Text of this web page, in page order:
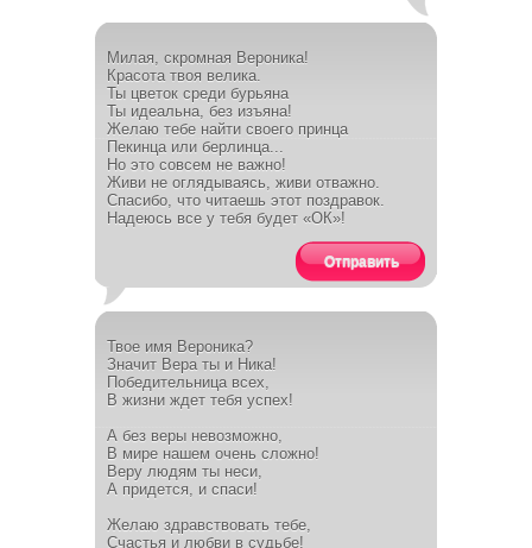
Милая, скромная Вероника!
Красота твоя велика.
Ты цветок среди бурьяна
Ты идеальна, без изъяна!
Желаю тебе найти своего принца
Пекинца или берлинца...
Но это совсем не важно!
Живи не оглядываясь, живи отважно.
Спасибо, что читаешь этот поздравок.
Надеюсь все у тебя будет «ОК»!
Отправить
Твое имя Вероника?
Значит Вера ты и Ника!
Победительница всех,
В жизни ждет тебя успех!
А без веры невозможно,
В мире нашем очень сложно!
Веру людям ты неси,
А придется, и спаси!
Желаю здравствовать тебе,
Счастья и любви в судьбе!